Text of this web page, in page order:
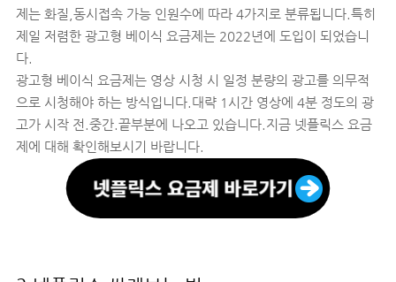
제는 화질,동시접속 가능 인원수에 따라 4가지로 분류됩니다.특히
제일 저렴한 광고형 베이식 요금제는 2022년에 도입이 되었습니
다.
광고형 베이식 요금제는 영상 시청 시 일정 분량의 광고를 의무적
으로 시청해야 하는 방식입니다.대략 1시간 영상에 4분 정도의 광
고가 시작 전.중간.끝부분에 나오고 있습니다.지금 넷플릭스 요금
제에 대해 확인해보시기 바랍니다.